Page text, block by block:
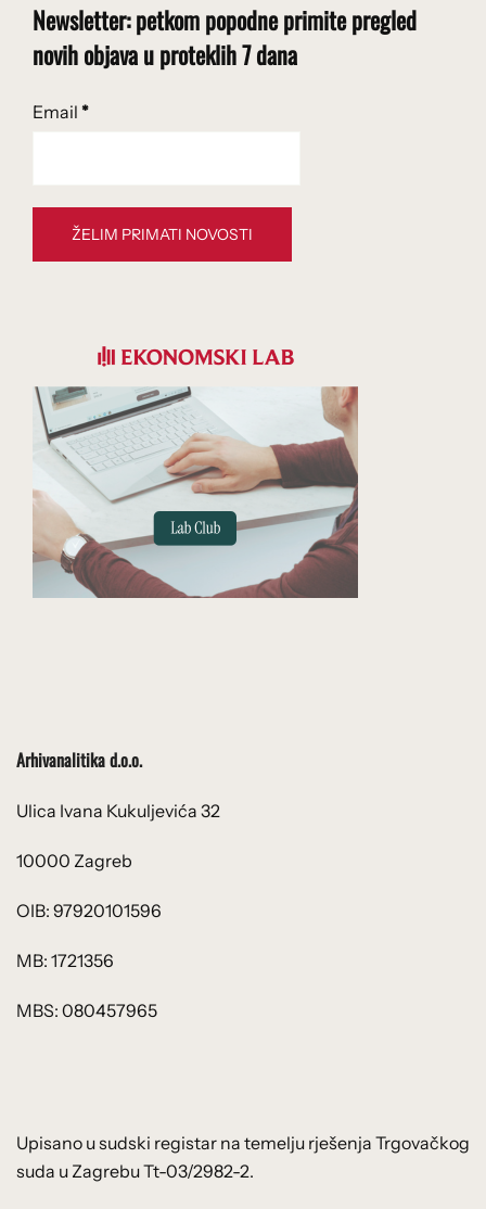
Newsletter: petkom popodne primite pregled
novih objava u proteklih 7 dana
Email *
Arhivanalitika d.o.o.
Ulica Ivana Kukuljevića 32
10000 Zagreb
OIB: 97920101596
MB: 1721356
MBS: 080457965
Upisano u sudski registar na temelju rješenja Trgovačkog
suda u Zagrebu Tt-03/2982-2.